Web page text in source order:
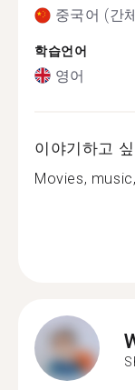
중국어 (간
학습언어
영어
이야기하고
Movies,